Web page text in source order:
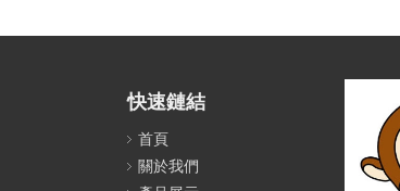
快速鏈結
首頁
關於我們